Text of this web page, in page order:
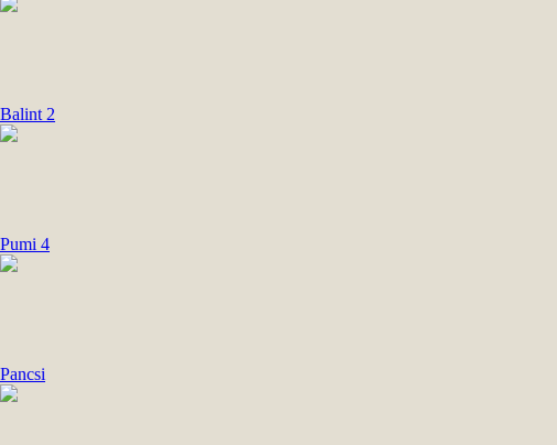
Balint 2
Pumi 4
Pancsi